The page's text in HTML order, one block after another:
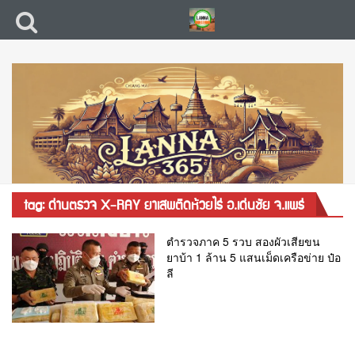
tag: ด่านตรวจ X-RAY ยาเสพติดห้วยไร่ อ.เด่นชัย จ.แพร่
ตำรวจภาค 5 รวบ สองผัวเสียขน
ยาบ้า 1 ล้าน 5 แสนเม็ดเครือข่าย ป๋อ
ลี